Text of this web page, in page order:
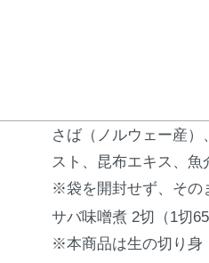
さば（ノルウェー産
スト、昆布エキス、魚
※袋を開封せず、その
サバ味噌煮 2切（1切
※本商品は生の切り身